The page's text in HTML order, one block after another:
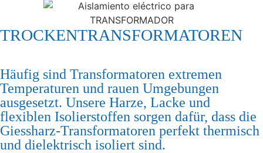
TROCKENTRANSFORMATOREN
Häufig sind Transformatoren extremen
Temperaturen und rauen Umgebungen
ausgesetzt. Unsere Harze, Lacke und
flexiblen Isolierstoffen sorgen dafür, dass die
Giessharz-Transformatoren perfekt thermisch
und dielektrisch isoliert sind.